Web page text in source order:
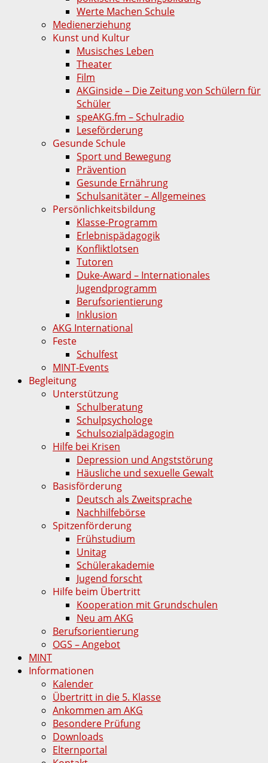
Werte Machen Schule
Medienerziehung
Kunst und Kultur
Musisches Leben
Theater
Film
AKGinside – Die Zeitung von Schülern für
Schüler
speAKG.fm – Schulradio
Leseförderung
Gesunde Schule
Sport und Bewegung
Prävention
Gesunde Ernährung
Schulsanitäter – Allgemeines
Persönlichkeitsbildung
Klasse-Programm
Erlebnispädagogik
Konfliktlotsen
Tutoren
Duke-Award – Internationales
Jugendprogramm
Berufsorientierung
Inklusion
AKG International
Feste
Schulfest
MINT-Events
Begleitung
Unterstützung
Schulberatung
Schulpsychologe
Schulsozialpädagogin
Hilfe bei Krisen
Depression und Angststörung
Häusliche und sexuelle Gewalt
Basisförderung
Deutsch als Zweitsprache
Nachhilfebörse
Spitzenförderung
Frühstudium
Unitag
Schülerakademie
Jugend forscht
Hilfe beim Übertritt
Kooperation mit Grundschulen
Neu am AKG
Berufsorientierung
OGS – Angebot
MINT
Informationen
Kalender
Übertritt in die 5. Klasse
Ankommen am AKG
Besondere Prüfung
Downloads
Elternportal